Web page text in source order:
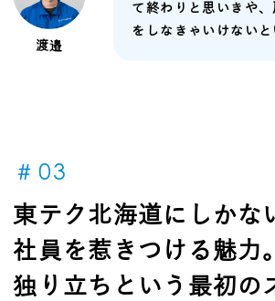
渡邉
て終わりと思いきや
をしなきゃいけないと
＃03
東テク北海道にしかな
社員を惹きつける魅力。
独り立ちという最初の